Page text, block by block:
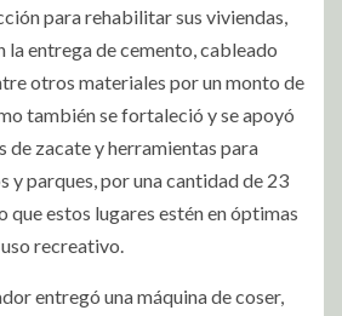
para rehabilitar sus viviendas,
la entrega de cemento, cableado
otros materiales por un monto de
también se fortaleció y se apoyó
de zacate y herramientas para
y parques, por una cantidad de 23
que estos lugares estén en óptimas
recreativo.
entregó una máquina de coser,